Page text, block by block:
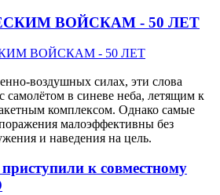
ВОЙСКАМ - 50 ЛЕТ
воздушных силах, эти слова
самолётом в синеве неба, летящим к
комплексом. Однако самые
малоэффективны без
и наведения на цель.
к совместному